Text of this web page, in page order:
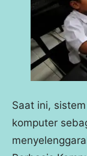
Saat ini,
komputer